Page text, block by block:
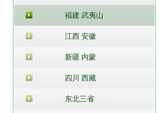
福建 武夷山
江西 安徽
新疆 内蒙
四川 西藏
东北三省